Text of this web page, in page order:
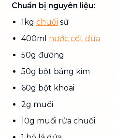
Chuẩn bị nguyên liệu:
1kg chuối sứ
400ml nước cốt dừa
50g đường
50g bột báng kim
60g bột khoai
2g muối
10g muối rửa chuối